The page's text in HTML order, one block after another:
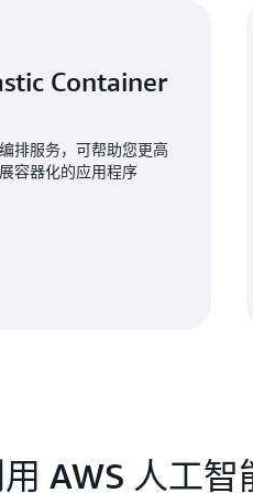
Container
排服务，可帮助您更高
容器化的应用程序
AWS 人工